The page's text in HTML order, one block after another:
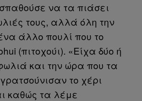
να τα πιάσει
τους, αλλά όλη την
άλλο πουλί που το
(πιτοχούι). «Είχα δύο ή
και την ώρα που τα
το χέρι
καθώς τα λέμε